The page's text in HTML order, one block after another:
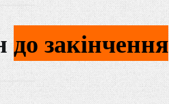
до закінчення